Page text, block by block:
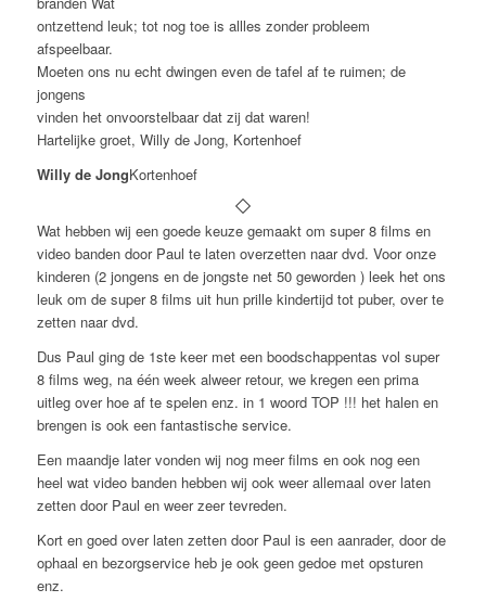
ontzettend leuk; tot nog toe is allles zonder probleem
afspeelbaar.
Moeten ons nu echt dwingen even de tafel af te ruimen; de
jongens
vinden het onvoorstelbaar dat zij dat waren!
Hartelijke groet, Willy de Jong, Kortenhoef
Willy de JongKortenhoef
Wat hebben wij een goede keuze gemaakt om super 8 films en
video banden door Paul te laten overzetten naar dvd. Voor onze
kinderen (2 jongens en de jongste net 50 geworden ) leek het ons
leuk om de super 8 films uit hun prille kindertijd tot puber, over te
zetten naar dvd.
Dus Paul ging de 1ste keer met een boodschappentas vol super
8 films weg, na één week alweer retour, we kregen een prima
uitleg over hoe af te spelen enz. in 1 woord TOP !!! het halen en
brengen is ook een fantastische service.
Een maandje later vonden wij nog meer films en ook nog een
heel wat video banden hebben wij ook weer allemaal over laten
zetten door Paul en weer zeer tevreden.
Kort en goed over laten zetten door Paul is een aanrader, door de
ophaal en bezorgservice heb je ook geen gedoe met opsturen
enz.